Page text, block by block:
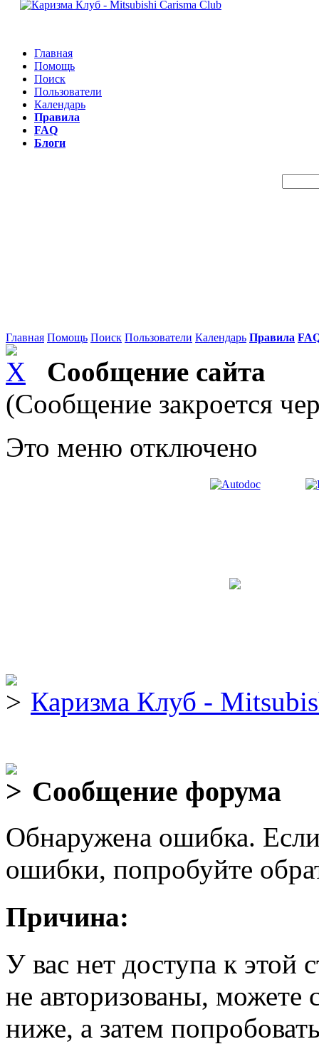
Главная
Помощь
Поиск
Пользователи
Календарь
Правила
FAQ
Блоги
Главная Помощь Поиск Пользователи Календарь Правила
Сообщение сайта
(Сообщение закроется
Это меню отключено
Каризма Клуб -
Сообщение форума
Обнаружена ошибка.
ошибки, попробуйте
Причина:
У вас нет доступа к
не авторизованы, можете
ниже, а затем